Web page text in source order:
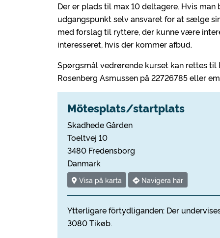
Der er plads til max 10 deltagere. Hvis
udgangspunkt selv ansvaret for at sælge
med forslag til ryttere, der kunne være
interesseret, hvis der kommer afbud.
Spørgsmål vedrørende kurset kan rettes
Rosenberg Asmussen på 22726785 eller
Mötesplats/startplats
Skadhede Gården
Toeltvej 10
3480 Fredensborg
Danmark
Visa på karta Navigera här
Ytterligare förtydliganden: Der
3080 Tikøb.